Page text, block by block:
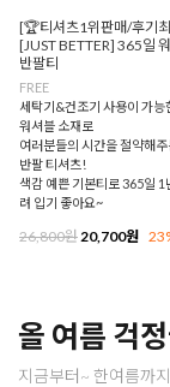
[🏆티셔츠1위판매/후기
[JUST BETTER] 365일
반팔티
FREE
세탁기&건조기 사용이 가능
워셔블 소재로
여러분들의 시간을 절약해
반팔 티셔츠!
색감 예쁜 기본티로 365일 1
려 입기 좋아요~
26,800원 20,700원
올 여름 걱
지금부터~ 한여름까